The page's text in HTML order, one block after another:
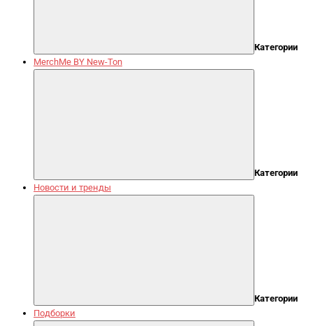
Категории
MerchMe BY New-Ton
Категории
Новости и тренды
Категории
Подборки